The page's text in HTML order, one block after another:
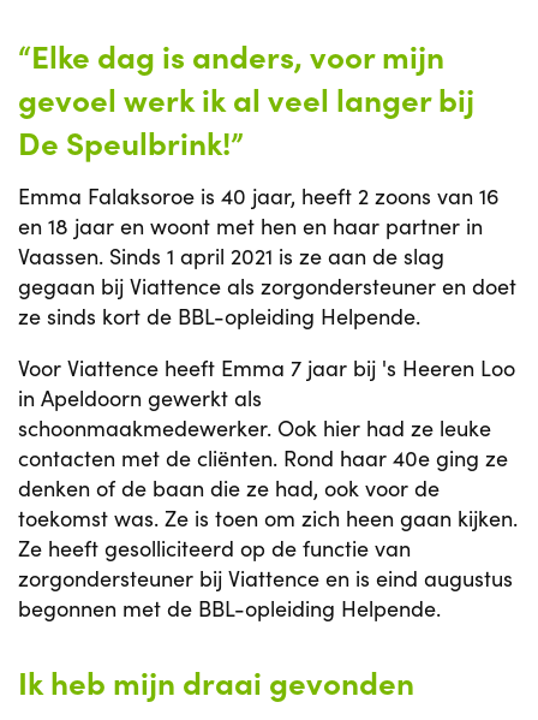
“Elke dag is anders, voor mijn
gevoel werk ik al veel langer bij
De Speulbrink!”
Emma Falaksoroe is 40 jaar, heeft 2 zoons van 16
en 18 jaar en woont met hen en haar partner in
Vaassen. Sinds 1 april 2021 is ze aan de slag
gegaan bij Viattence als zorgondersteuner en doet
ze sinds kort de BBL-opleiding Helpende.
Voor Viattence heeft Emma 7 jaar bij 's Heeren Loo
in Apeldoorn gewerkt als
schoonmaakmedewerker. Ook hier had ze leuke
contacten met de cliënten. Rond haar 40e ging ze
denken of de baan die ze had, ook voor de
toekomst was. Ze is toen om zich heen gaan kijken.
Ze heeft gesolliciteerd op de functie van
zorgondersteuner bij Viattence en is eind augustus
begonnen met de BBL-opleiding Helpende.
Ik heb mijn draai gevonden